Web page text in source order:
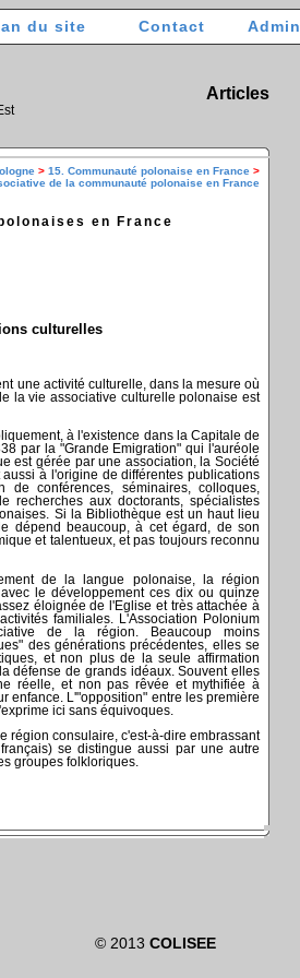
du site Contact Admin
Articles
> 15. Communauté polonaise en France >
de la communauté polonaise en France
en France
culturelles
une activité culturelle, dans la mesure où
la vie associative culturelle polonaise est
à l'existence dans la Capitale de
par la "Grande Emigration" qui l'auréole
est gérée par une association, la Société
à l'origine de différentes publications
de conférences, séminaires, colloques,
recherches aux doctorants, spécialistes
Si la Bibliothèque est un haut lieu
dépend beaucoup, à cet égard, de son
et talentueux, et pas toujours reconnu
de la langue polonaise, la région
le développement ces dix ou quinze
éloignée de l'Eglise et très attachée à
familiales. L'Association Polonium
de la région. Beaucoup moins
des générations précédentes, elles se
et non plus de la seule affirmation
défense de grands idéaux. Souvent elles
réelle, et non pas rêvée et mythifiée à
enfance. L'"opposition" entre les première
ici sans équivoques.
région consulaire, c'est-à-dire embrassant
se distingue aussi par une autre
groupes folkloriques.
© 2013 COLISEE